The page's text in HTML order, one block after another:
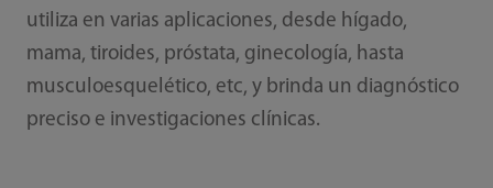
utiliza en varias aplicaciones, desde hígado,
mama, tiroides, próstata, ginecología, hasta
musculoesquelético, etc, y brinda un diagnóstico
preciso e investigaciones clínicas.